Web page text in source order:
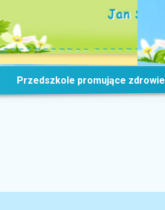
Przedszkole promujące zdrowie